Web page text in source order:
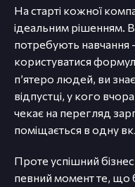
На старті кожної
ідеальним рішенням.
потребують навчання
користуватися
п’ятеро людей, ви
відпустці, у кого
чекає на перегляд
поміщається в одну
Проте успішний бізнес
певний момент те,